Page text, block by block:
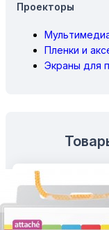
Проекторы
Пленки и
Экраны для